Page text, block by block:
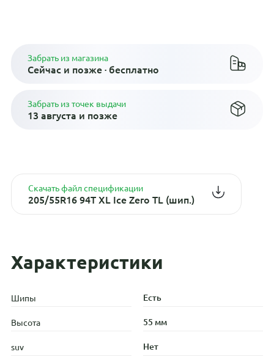
Забрать из магазина
Сейчас и позже · бесплатно
Забрать из точек выдачи
13 августа и позже
Скачать файл спецификации
205/55R16 94T XL Ice Zero TL (шип.)
Характеристики
Шипы Есть
Высота 55 мм
suv Нет